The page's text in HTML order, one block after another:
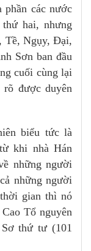
các nước
hai, nhưng
Tề, Ngụy, Đại,
Sơn ban đầu
cuối cùng lại
rõ được duyên
biểu tức là
khi nhà Hán
những người
những người
gian thì nó
Tổ nguyên
thứ tư (101